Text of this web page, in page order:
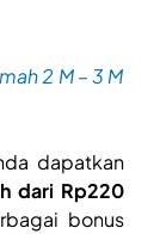
2 M – 3 M
dapatkan
dari Rp220
bonus